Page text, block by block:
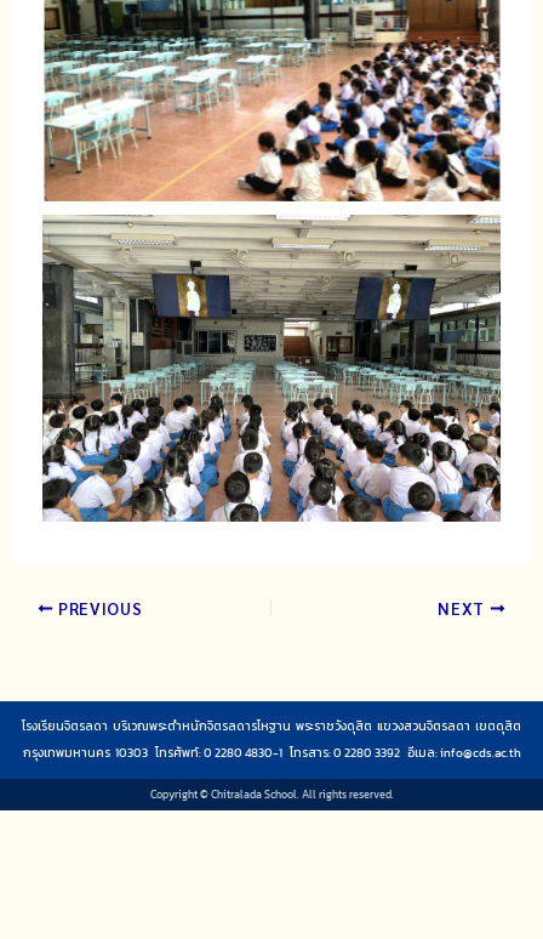
PREVIOUS NEXT
โรงเรียนจิตรลดา บริเวณพระตำหนักจิตรลดารโหฐาน พระราชวังดุสิต แขวงสวนจิตรลดา เขตดุสิต
กรุงเทพมหานคร 10303 โทรศัพท์: 0 2280 4830-1 โทรสาร: 0 2280 3392 อีเมล:info@cds.ac.th
Copyright © Chitralada School. All rights reserved.